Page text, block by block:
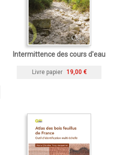
Intermittence des cours d'eau
Livre papier 19,00 €